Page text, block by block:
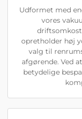
Udformet med
vores
opretholder høj
valg til
afgørende. Ved
betydelige